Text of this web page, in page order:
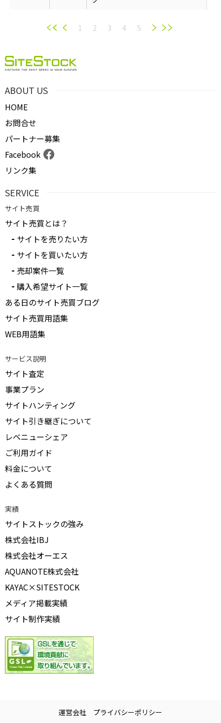
1 2 3 4 5
ABOUT US
HOME
お問合せ
パートナー募集
Facebook
リンク集
SERVICE
サイト売買
サイト売買とは？
サイトを売りたい方
サイトを買いたい方
売却案件一覧
購入希望サイト一覧
ある日のサイト売買ブログ
サイト売買用語集
WEB用語集
サービス説明
サイト査定
事業プラン
サイトハンティング
サイト引き継ぎについて
レベニューシェア
ご利用ガイド
料金について
よくある質問
実績
サイトストックの強み
株式会社IBJ
株式会社オーエス
AQUANOTE株式会社
KAYAC×SITESTOCK
メディア掲載実績
サイト制作実績
運営会社 プライバシーポリシー